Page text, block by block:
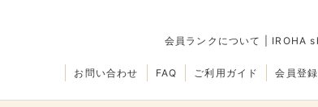
会員ランクについて IROHA
会員登録
ご利用ガイド
FAQ
お問い合わせ